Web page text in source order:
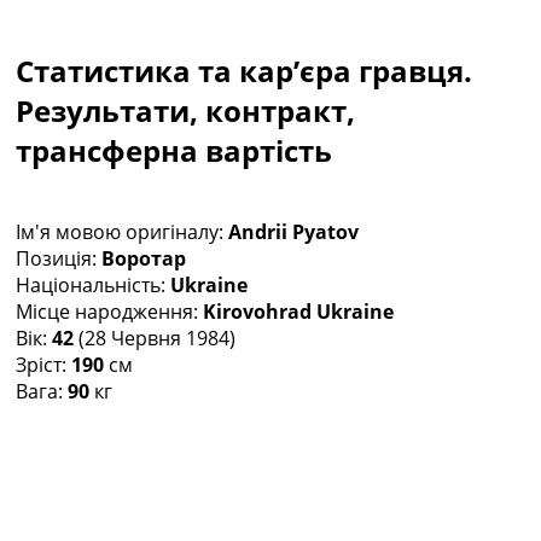
Чемпіонат Світу
Україна. Прем’єр-Ліга
Україна. Перша Ліга
Ліга Чемпіонів
Ще Турніри >>>
Таблиці
Чемпіонат Світу. Турнирні таблиці
Таблиця УПЛ
Перша Ліга
Таблиця АПЛ
Таблиця Ла Ліги
Статистика та кар’єра гравця.
Результати, контракт,
трансферна вартість
Ім'я мовою оригіналу: Andrii Pyatov
Позиція: Воротар
Національність: Ukraine
Місце народження: Kirovohrad Ukraine
Вік: 42(28 Червня 1984)
Зріст: 190 см
Вага: 90 кг